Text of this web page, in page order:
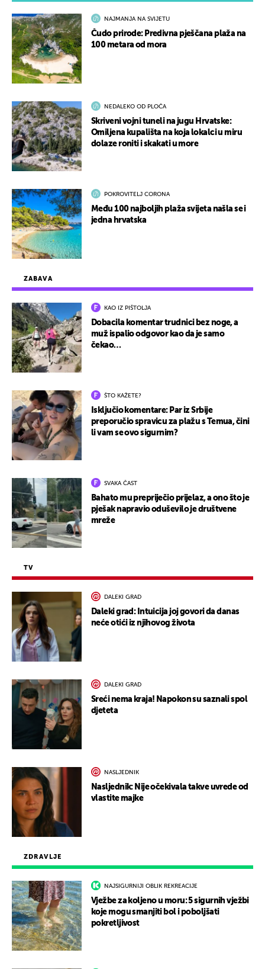
ZDRAVLJE
NAJSIGURNIJI OBLIK REKREACIJE
Vježbe za koljeno u moru: 5 sigurnih vježbi
koje mogu smanjiti bol i poboljšati
pokretljivost
ZABAVA
KAO IZ PIŠTOLJA
Dobacila komentar trudnici bez noge, a
muž ispalio odgovor kao da je samo
čekao…
ŠTO KAŽETE?
Isključio komentare: Par iz Srbije
preporučio spravicu za plažu s Temua, čini
li vam se ovo sigurnim?
SVAKA ČAST
Bahato mu prepriječio prijelaz, a ono što je
pješak napravio oduševilo je društvene
mreže
TV
DALEKI GRAD
Daleki grad: Intuicija joj govori da danas
neće otići iz njihovog života
DALEKI GRAD
Sreći nema kraja! Napokon su saznali spol
djeteta
NASLJEDNIK
Nasljednik: Nije očekivala takve uvrede od
vlastite majke
NAJMANJA NA SVIJETU
Čudo prirode: Predivna pješčana plaža na
100 metara od mora
NEDALEKO OD PLOČA
Skriveni vojni tuneli na jugu Hrvatske:
Omiljena kupališta na koja lokalci u miru
dolaze roniti i skakati u more
POKROVITELJ CORONA
Među 100 najboljih plaža svijeta našla se i
jedna hrvatska